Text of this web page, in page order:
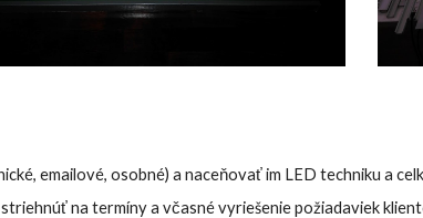
emailové, osobné) a naceňovať im LED techniku a
na termíny a včasné vyriešenie požiadaviek